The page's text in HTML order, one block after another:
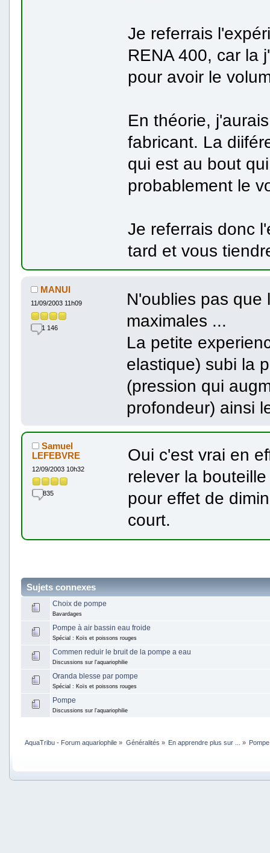
Je referrais
RENA 400, car la
pour avoir le
En théorie,
fabricant. La
qui est au bout
probablement le
Je referrais donc
tard et vous
MANUI
11/09/2003 11h09
1 146
N'oublies pas
maximales ...
La petite
elastique) subi la
(pression qui
profondeur) ainsi
Samuel
LEFEBVRE
12/09/2003 10h32
835
Oui c'est vrai en
relever la
pour effet de
court.
Sujets connexes
Choix de pompe
Bavardages
Pompe à air bassin eau froide
Spécial : Koïs et poissons rouges
Commen reduir le bruit de la pompe a eau
Discussions sur l'aquariophilie
Oranda blesse par pompe
Spécial : Koïs et poissons rouges
Pompe
Discussions sur l'aquariophilie
AquaTribu - Forum aquariophile » Généralités » En apprendre plus sur ... »